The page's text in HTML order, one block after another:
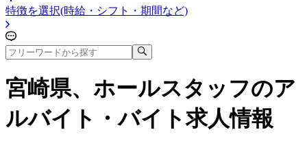
特徴を選択(時給・シフト・期間など)
宮崎県、ホールスタッフのア
ルバイト・バイト求人情報